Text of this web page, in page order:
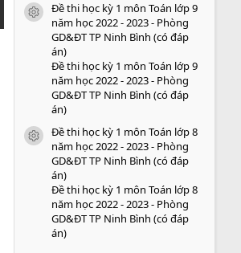
icon tài liệu
Đề thi học kỳ 1 môn Toán lớp 9
năm học 2022 - 2023 - Phòng
GD&ĐT TP Ninh Bình (có đáp
án)
Đề thi học kỳ 1 môn Toán lớp 9
năm học 2022 - 2023 - Phòng
GD&ĐT TP Ninh Bình (có đáp
án)
icon tài liệu
Đề thi học kỳ 1 môn Toán lớp 8
năm học 2022 - 2023 - Phòng
GD&ĐT TP Ninh Bình (có đáp
án)
Đề thi học kỳ 1 môn Toán lớp 8
năm học 2022 - 2023 - Phòng
GD&ĐT TP Ninh Bình (có đáp
án)